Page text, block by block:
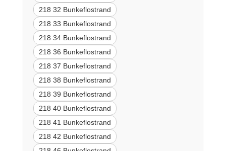
218 32 Bunkeflostrand
218 33 Bunkeflostrand
218 34 Bunkeflostrand
218 36 Bunkeflostrand
218 37 Bunkeflostrand
218 38 Bunkeflostrand
218 39 Bunkeflostrand
218 40 Bunkeflostrand
218 41 Bunkeflostrand
218 42 Bunkeflostrand